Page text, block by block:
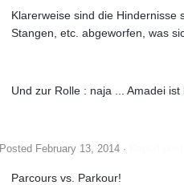
Klarerweise sind die
Stangen, etc. abgeworfen, was
Und zur Rolle : naja ... Amadei ist
Posted February 13, 2014 ·
Parcours vs. Parkour!